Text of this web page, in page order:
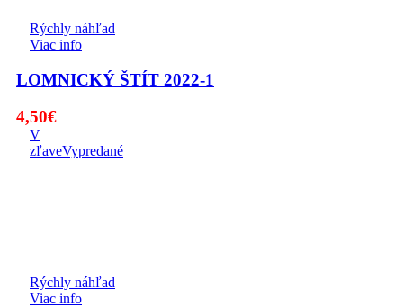
Rýchly náhľad
Viac info
LOMNICKÝ ŠTÍT 2022-1
4,50€
V
zľaveVypredané
Rýchly náhľad
Viac info